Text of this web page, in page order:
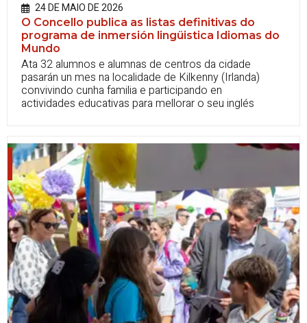
24 DE MAIO DE 2026
O Concello publica as listas definitivas do
programa de inmersión lingüistica Idiomas do
Mundo
Ata 32 alumnos e alumnas de centros da cidade
pasarán un mes na localidade de Kilkenny (Irlanda)
convivindo cunha familia e participando en
actividades educativas para mellorar o seu inglés